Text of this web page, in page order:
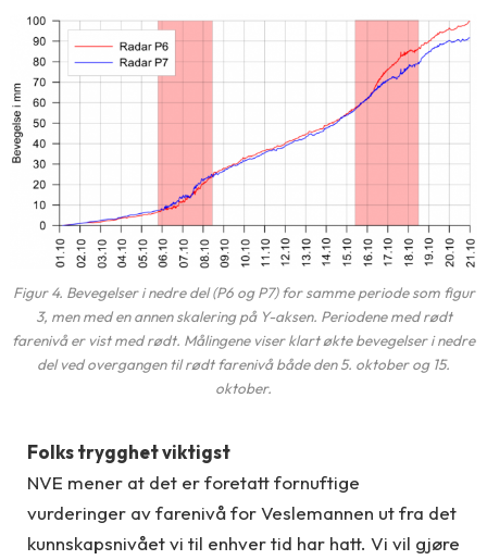
Figur 4. Bevegelser i nedre del (P6 og P7) for samme periode som figur
3, men med en annen skalering på Y-aksen. Periodene med rødt
farenivå er vist med rødt. Målingene viser klart økte bevegelser i nedre
del ved overgangen til rødt farenivå både den 5. oktober og 15.
oktober.
Folks trygghet viktigst
NVE mener at det er foretatt fornuftige
vurderinger av farenivå for Veslemannen ut fra det
kunnskapsnivået vi til enhver tid har hatt. Vi vil gjøre